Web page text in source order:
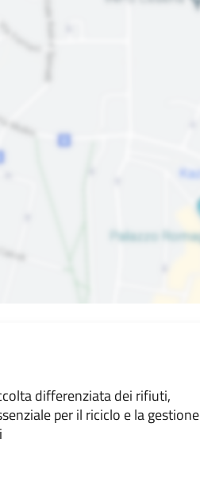
differenziata dei rifiuti,
per il riciclo e la gestione